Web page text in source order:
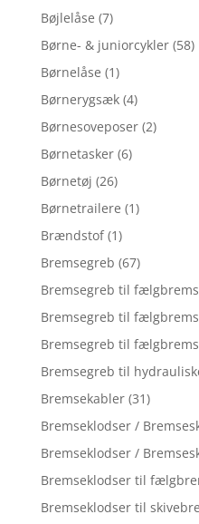
Bøjlelåse (7)
Børne- & juniorcykler (58)
Børnelåse (1)
Børnerygsæk (4)
Børnesoveposer (2)
Børnetasker (6)
Børnetøj (26)
Børnetrailere (1)
Brændstof (1)
Bremsegreb (67)
Bremsegreb til
Bremsegreb til
Bremsegreb til
Bremsegreb til
Bremsekabler (31)
Bremseklodser /
Bremseklodser /
Bremseklodser til
Bremseklodser til